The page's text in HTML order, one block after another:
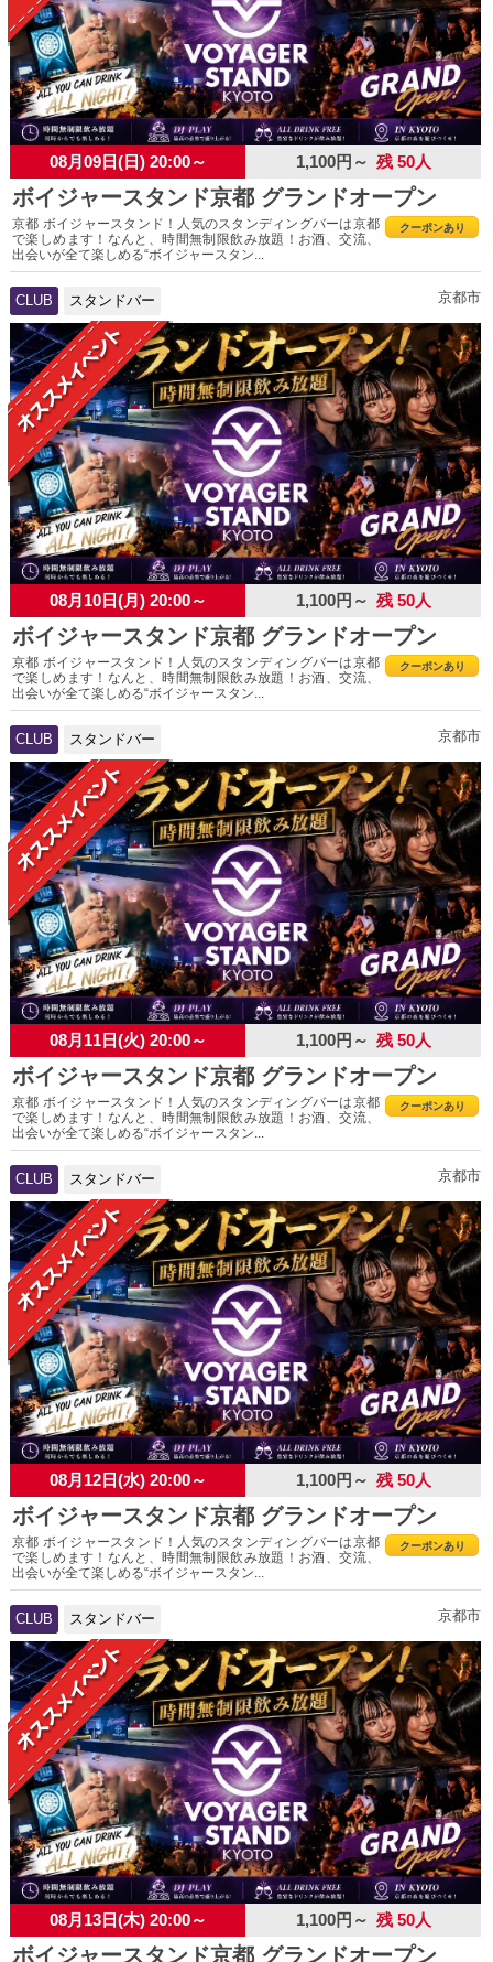
08月09日(日) 20:00～ 1,100円～ 残 50人
ボイジャースタンド京都 グランドオープン
クーポンあり
京都 ボイジャースタンド！人気のスタンディングバーは京都
で楽しめます！なんと、時間無制限飲み放題！お酒、交流、
出会いが全て楽しめる“ボイジャースタン...
CLUB スタンドバー 京都市
08月10日(月) 20:00～ 1,100円～ 残 50人
ボイジャースタンド京都 グランドオープン
クーポンあり
京都 ボイジャースタンド！人気のスタンディングバーは京都
で楽しめます！なんと、時間無制限飲み放題！お酒、交流、
出会いが全て楽しめる“ボイジャースタン...
CLUB スタンドバー 京都市
08月11日(火) 20:00～ 1,100円～ 残 50人
ボイジャースタンド京都 グランドオープン
クーポンあり
京都 ボイジャースタンド！人気のスタンディングバーは京都
で楽しめます！なんと、時間無制限飲み放題！お酒、交流、
出会いが全て楽しめる“ボイジャースタン...
CLUB スタンドバー 京都市
08月12日(水) 20:00～ 1,100円～ 残 50人
ボイジャースタンド京都 グランドオープン
クーポンあり
京都 ボイジャースタンド！人気のスタンディングバーは京都
で楽しめます！なんと、時間無制限飲み放題！お酒、交流、
出会いが全て楽しめる“ボイジャースタン...
CLUB スタンドバー 京都市
08月13日(木) 20:00～ 1,100円～ 残 50人
ボイジャースタンド京都 グランドオープン